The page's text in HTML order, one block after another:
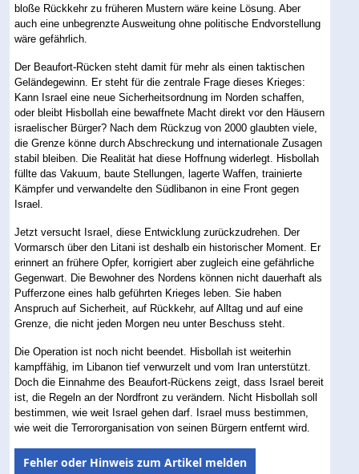
bloße Rückkehr zu früheren Mustern wäre keine Lösung. Aber
auch eine unbegrenzte Ausweitung ohne politische Endvorstellung
wäre gefährlich.
Der Beaufort-Rücken steht damit für mehr als einen taktischen
Geländegewinn. Er steht für die zentrale Frage dieses Krieges:
Kann Israel eine neue Sicherheitsordnung im Norden schaffen,
oder bleibt Hisbollah eine bewaffnete Macht direkt vor den Häusern
israelischer Bürger? Nach dem Rückzug von 2000 glaubten viele,
die Grenze könne durch Abschreckung und internationale Zusagen
stabil bleiben. Die Realität hat diese Hoffnung widerlegt. Hisbollah
füllte das Vakuum, baute Stellungen, lagerte Waffen, trainierte
Kämpfer und verwandelte den Südlibanon in eine Front gegen
Israel.
Jetzt versucht Israel, diese Entwicklung zurückzudrehen. Der
Vormarsch über den Litani ist deshalb ein historischer Moment. Er
erinnert an frühere Opfer, korrigiert aber zugleich eine gefährliche
Gegenwart. Die Bewohner des Nordens können nicht dauerhaft als
Pufferzone eines halb geführten Krieges leben. Sie haben
Anspruch auf Sicherheit, auf Rückkehr, auf Alltag und auf eine
Grenze, die nicht jeden Morgen neu unter Beschuss steht.
Die Operation ist noch nicht beendet. Hisbollah ist weiterhin
kampffähig, im Libanon tief verwurzelt und vom Iran unterstützt.
Doch die Einnahme des Beaufort-Rückens zeigt, dass Israel bereit
ist, die Regeln an der Nordfront zu verändern. Nicht Hisbollah soll
bestimmen, wie weit Israel gehen darf. Israel muss bestimmen,
wie weit die Terrororganisation von seinen Bürgern entfernt wird.
Fehler oder Hinweis zum Artikel melden